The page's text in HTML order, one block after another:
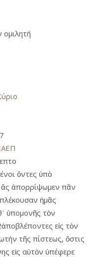
ὄντες ὑπὸ
ἀπορρίψωμεν πᾶν
ἡμᾶς
ὑπομονῆς τὸν
εἰς τὸν
τῆς πίστεως, ὅστις
εἰς αὐτὸν ὑπέφερε